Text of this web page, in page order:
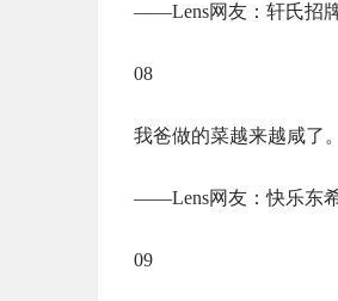
——Lens网友：轩氏招
08
我爸做的菜越来越咸了。
——Lens网友：快乐东
09